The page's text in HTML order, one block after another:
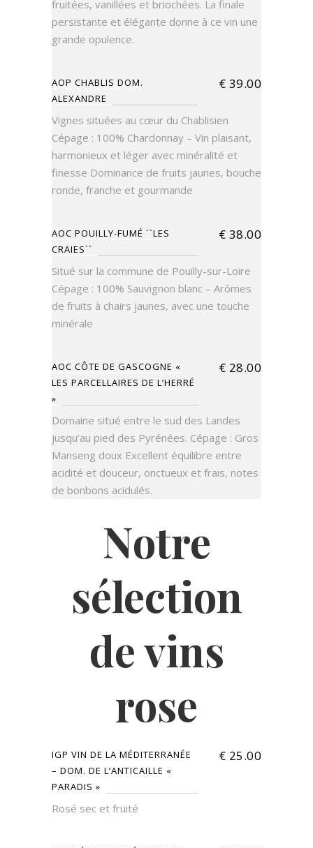
fruitées, vanillées et briochées. La finale
persistante et élégante donne à ce vin une
grande opulence.
AOP CHABLIS DOM.
ALEXANDRE
€ 39.00
Vignes situées au cœur du Chablisien
Cépage : 100% Chardonnay – Vin plaisant,
harmonieux et léger avec minéralité et
finesse Dominance de fruits jaunes, bouche
ronde, franche et gourmande
AOC POUILLY-FUMÉ ``LES
CRAIES``
€ 38.00
Situé sur la commune de Pouilly-sur-Loire
Cépage : 100% Sauvignon blanc – Arômes
de fruits à chairs jaunes, avec une touche
minérale
AOC CÔTE DE GASCOGNE «
LES PARCELLAIRES DE L’HERRÉ
»
€ 28.00
Domaine situé entre le sud des Landes
jusqu’au pied des Pyrénées. Cépage : Gros
Manseng doux Excellent équilibre entre
acidité et douceur, onctueux et frais, notes
de bonbons acidulés.
Notre
sélection
de vins
rose
IGP VIN DE LA MÉDITERRANÉE
– DOM. DE L’ANTICAILLE «
PARADIS »
€ 25.00
Rosé sec et fruité